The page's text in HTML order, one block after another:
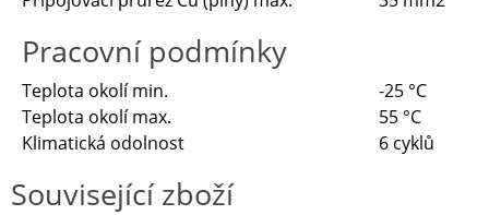
Pracovní podmínky
Teplota okolí min.
-25 °C
Teplota okolí max.
55 °C
Klimatická odolnost
6 cyklů
Související zboží